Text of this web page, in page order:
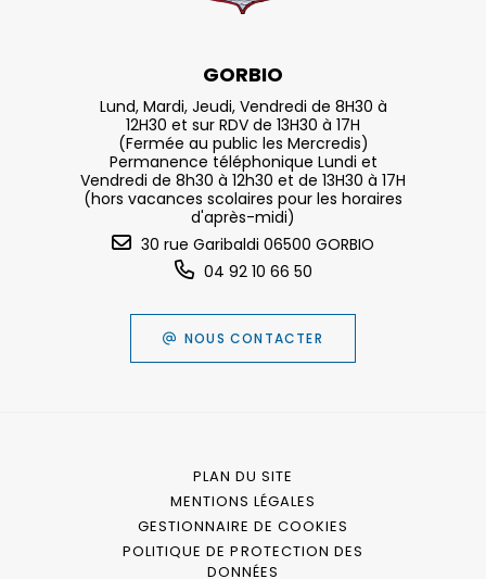
GORBIO
Lund, Mardi, Jeudi, Vendredi de 8H30 à
12H30 et sur RDV de 13H30 à 17H
(Fermée au public les Mercredis)
Permanence téléphonique Lundi et
Vendredi de 8h30 à 12h30 et de 13H30 à 17H
(hors vacances scolaires pour les horaires
d'après-midi)
30 rue Garibaldi 06500 GORBIO
04 92 10 66 50
NOUS CONTACTER
PLAN DU SITE
MENTIONS LÉGALES
GESTIONNAIRE DE COOKIES
POLITIQUE DE PROTECTION DES
DONNÉES